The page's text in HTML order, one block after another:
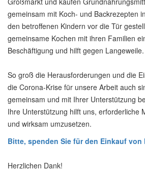
gemeinsam mit Koch- und Backrezepten
den betroffenen Kindern vor die Tür
gemeinsame Kochen mit ihren Familien
Beschäftigung und hilft gegen Langeweile.
So groß die Herausforderungen und die
die Corona-Krise für unsere Arbeit auch
gemeinsam und mit Ihrer Unterstützung
Ihre Unterstützung hilft uns, erforderliche
und wirksam umzusetzen.
Bitte, spenden Sie für den Einkauf
Herzlichen Dank!